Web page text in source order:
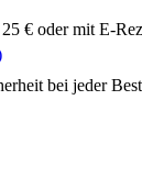
€ oder mit E-
bei jeder